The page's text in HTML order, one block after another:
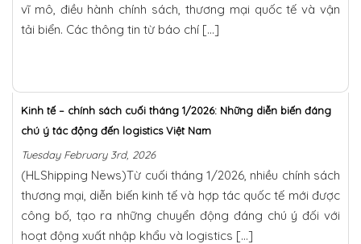
vĩ mô, điều hành chính sách, thương mại quốc tế và vận
tải biển. Các thông tin từ báo chí […]
Kinh tế – chính sách cuối tháng 1/2026: Những diễn biến đáng
chú ý tác động đến logistics Việt Nam
Tuesday February 3rd, 2026
(HLShipping News)Từ cuối tháng 1/2026, nhiều chính sách
thương mại, diễn biến kinh tế và hợp tác quốc tế mới được
công bố, tạo ra những chuyển động đáng chú ý đối với
hoạt động xuất nhập khẩu và logistics […]